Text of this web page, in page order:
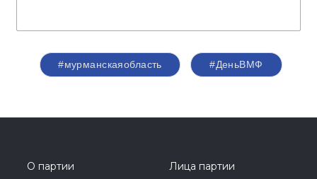
#мурманскаяобласть #ДеньВМФ
О партии
Лица партии